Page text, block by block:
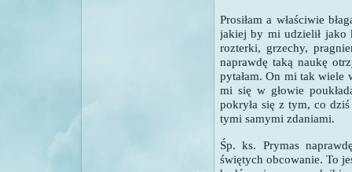
Prosiłam a właściwie
jakiej by mi udzielił jako
rozterki, grzechy,
naprawdę taką naukę
pytałam. On mi tak wiele
mi się w głowie
pokryła się z tym, co dziś
tymi samymi zdaniami.
Śp. ks. Prymas
świętych obcowanie. To